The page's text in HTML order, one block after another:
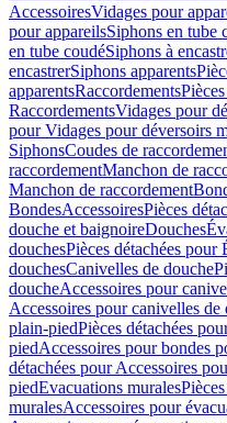
AccessoiresVidages pour
pour appareilsSiphons en tube
en tube coudéSiphons à
encastrerSiphons apparents
apparentsRaccordements
RaccordementsVidages pour
pour Vidages pour déversoirs
SiphonsCoudes de
raccordementManchon de
Manchon de raccordement
BondesAccessoiresPièces
douche et baignoireDouches
douchesPièces détachées pour
douchesCanivelles de douche
doucheAccessoires pour
Accessoires pour canivelles de
plain-piedPièces détachées
piedAccessoires pour bondes
détachées pour Accessoires
piedEvacuations murales
muralesAccessoires pour